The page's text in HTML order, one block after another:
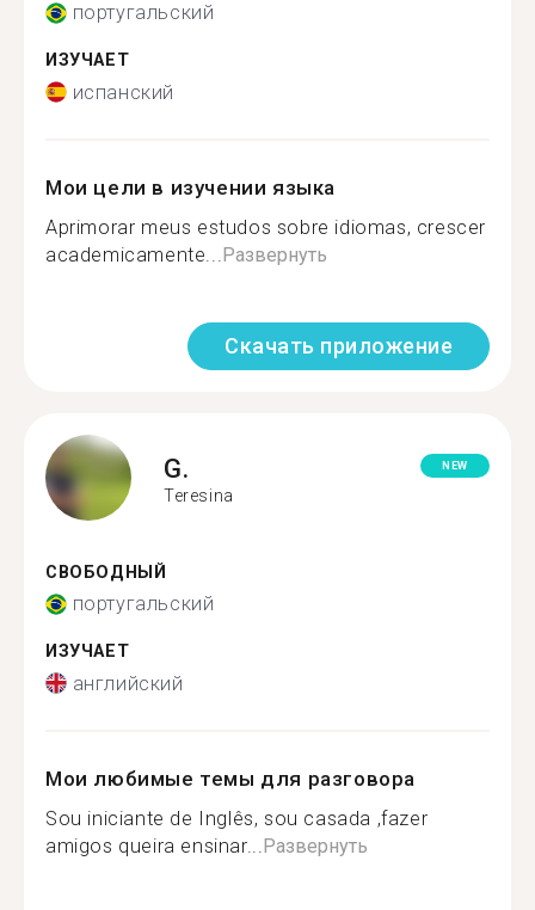
португальский
ИЗУЧАЕТ
испанский
Мои цели в изучении языка
Aprimorar meus estudos sobre idiomas, crescer
academicamente... Развернуть
Скачать приложение
G.
Teresina
NEW
СВОБОДНЫЙ
португальский
ИЗУЧАЕТ
английский
Мои любимые темы для разговора
Sou iniciante de Inglês, sou casada ,fazer
amigos queira ensinar... Развернуть